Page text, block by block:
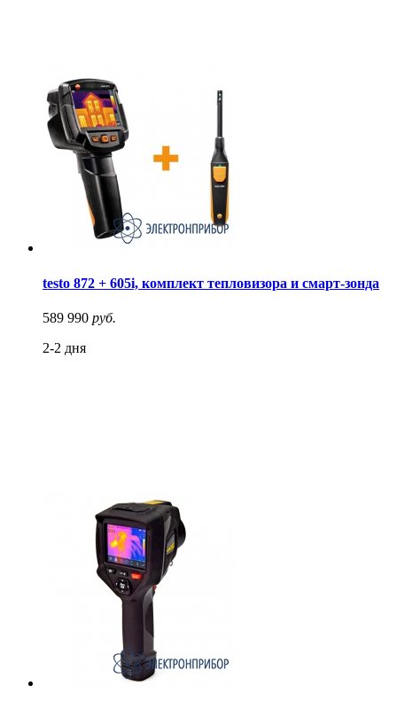
testo 872 + 605i, комплект тепловизора и смарт-зонда
589 990 руб.
2-2 дня